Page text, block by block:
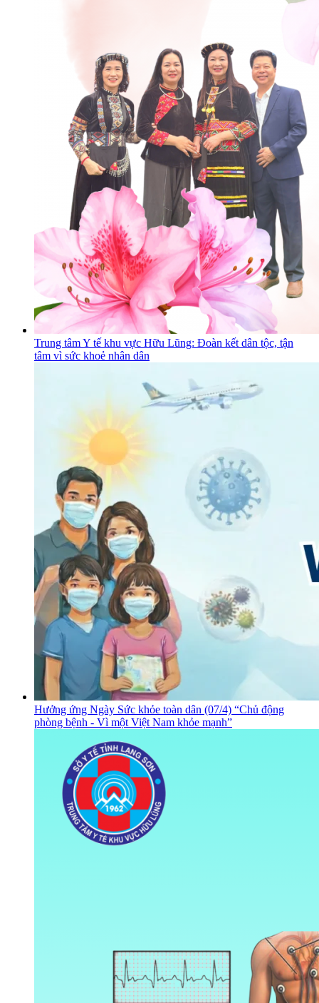
Trung tâm Y tế khu vực Hữu Lũng: Đoàn kết dân tộc, tận
tâm vì sức khoẻ nhân dân
Hưởng ứng Ngày Sức khỏe toàn dân (07/4) “Chủ động
phòng bệnh - Vì một Việt Nam khỏe mạnh”